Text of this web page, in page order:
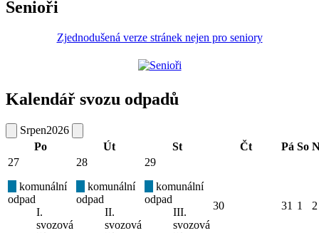
Senioři
Zjednodušená verze stránek nejen pro seniory
Kalendář svozu odpadů
Srpen2026
Po
Út St Čt Pá So
27
komunální
odpad
I.
svozová
28
komunální
odpad
II.
svozová
29
komunální
odpad
III.
svozová
30 31 1 2